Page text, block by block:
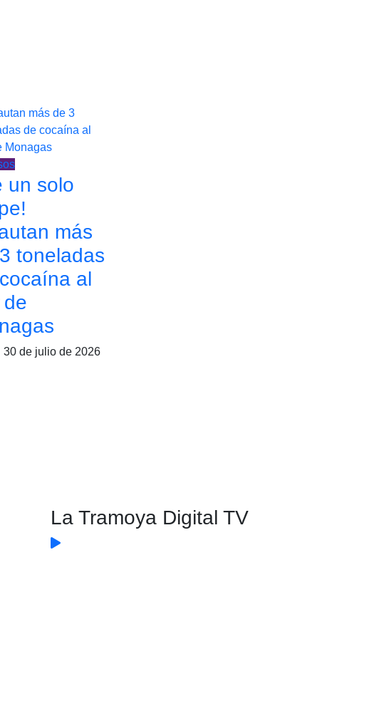
un solo
más
toneladas
al
de
30 de julio de 2026
La Tramoya Digital TV